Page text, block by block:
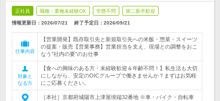
正社員 職種・業種未経験OK 学歴不問 第二新卒歓迎
情報更新日：2026/07/21 終了予定日： 2026/09/21
仕事内容
【営業開発】既存取引先と新規取引先への米飯・惣菜・スイーツ
の提案・販売【営業事務】営業担当を支え、現場との調整をおこ
なう”社内の要”のお仕事
対象と
なる方
【食への興味のある方・未経験歓迎＆年齢不問！】私生活も大切
にしながら、安定のOICグループで働きませんか？まずはお気軽
にご応募ください。
［本社］京都府城陽市上津屋境端32番地 ※車・バイク・自転車